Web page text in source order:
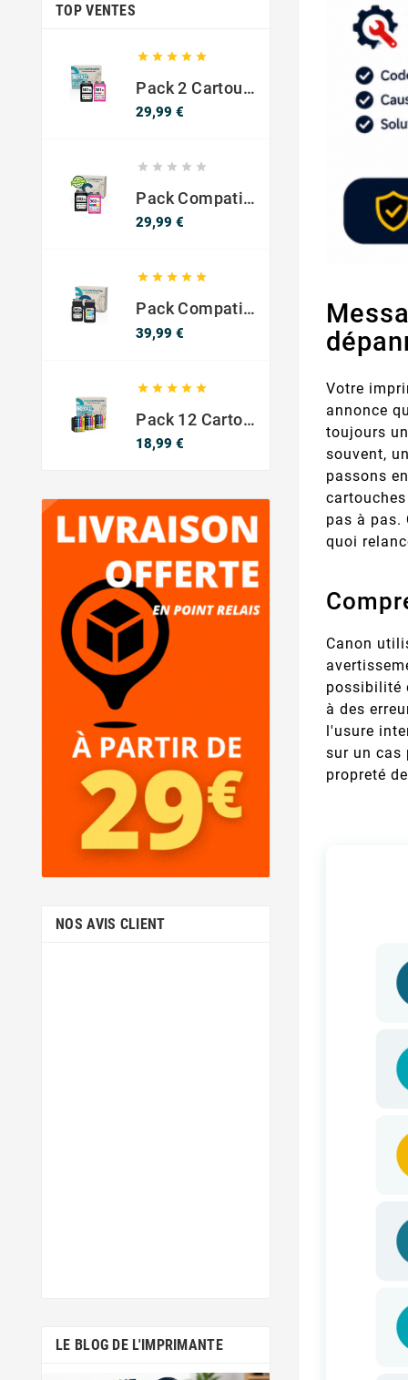
TOP VENTES
    
Pack 2 Cartouches Compatible Avec HP 301 XL Noir Et Couleur
29,99 €
    
Pack Compatible Avec HP 302 XL Noir Et Couleur - SANS NIVEAU ENCRE
29,99 €
    
Pack Compatible Canon PG-540 XL / CL-541 XL – Noir & Couleur – Haute Capacité
39,99 €
    
Pack 12 Cartouches Compatible EPSON 603XL
18,99 €
NOS AVIS CLIENT
LE BLOG DE L'IMPRIMANTE
Votre
annonce
toujours
souvent,
passons
pas à pas.
quoi
Canon
possibilité
à des
l'usure
sur un cas
propreté